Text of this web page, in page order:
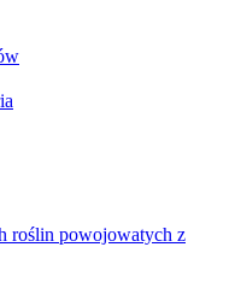
powojowatych z